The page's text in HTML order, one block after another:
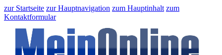
zur Startseite zur Hauptnavigation zum Hauptinhalt zum
Kontaktformular